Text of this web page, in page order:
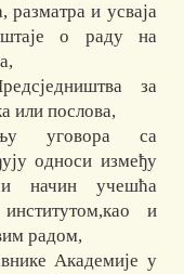
и усваја
о раду на
за
или послова,
уговора са
односи између
начин учешћа
и
радом,
Академије у